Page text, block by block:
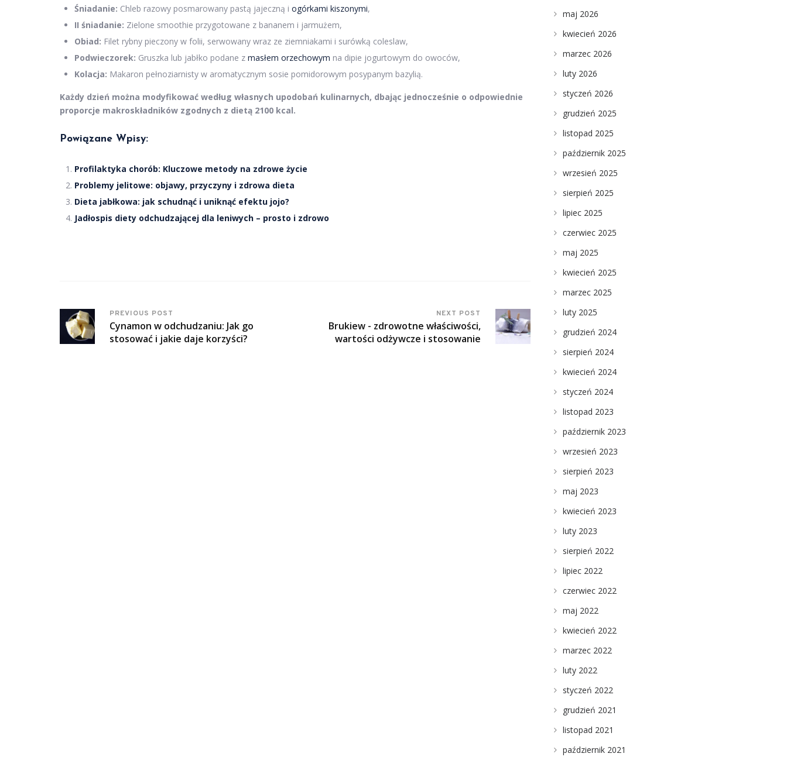
Śniadanie: Chleb razowy posmarowany pastą jajeczną i ogórkami kiszonymi,
II śniadanie: Zielone smoothie przygotowane z bananem i jarmużem,
Obiad: Filet rybny pieczony w folii, serwowany wraz ze ziemniakami i surówką coleslaw,
Podwieczorek: Gruszka lub jabłko podane z masłem orzechowym na dipie jogurtowym do owoców,
Kolacja: Makaron pełnoziarnisty w aromatycznym sosie pomidorowym posypanym bazylią.
Każdy dzień można modyfikować według własnych upodobań kulinarnych, dbając jednocześnie o odpowiednie
proporcje makroskładników zgodnych z dietą 2100 kcal.
Powiązane Wpisy:
Profilaktyka chorób: Kluczowe metody na zdrowe życie
Problemy jelitowe: objawy, przyczyny i zdrowa dieta
Dieta jabłkowa: jak schudnąć i uniknąć efektu jojo?
Jadłospis diety odchudzającej dla leniwych – prosto i zdrowo
PREVIOUS POST
Cynamon w odchudzaniu: Jak go
stosować i jakie daje korzyści?
NEXT POST
Brukiew - zdrowotne właściwości,
wartości odżywcze i stosowanie
maj 2026
kwiecień 2026
marzec 2026
luty 2026
styczeń 2026
grudzień 2025
listopad 2025
październik 2025
wrzesień 2025
sierpień 2025
lipiec 2025
czerwiec 2025
maj 2025
kwiecień 2025
marzec 2025
luty 2025
grudzień 2024
sierpień 2024
kwiecień 2024
styczeń 2024
listopad 2023
październik 2023
wrzesień 2023
sierpień 2023
maj 2023
kwiecień 2023
luty 2023
sierpień 2022
lipiec 2022
czerwiec 2022
maj 2022
kwiecień 2022
marzec 2022
luty 2022
styczeń 2022
grudzień 2021
listopad 2021
październik 2021